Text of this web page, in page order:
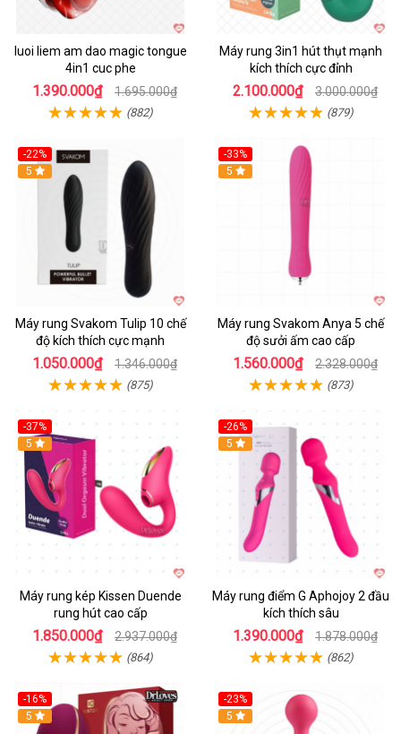
luoi liem am dao magic tongue
4in1 cuc phe
1.390.000₫ 1.695.000₫
(882)
Máy rung 3in1 hút thụt mạnh
kích thích cực đỉnh
2.100.000₫ 3.000.000₫
(879)
-22%
Hot
5
Máy rung Svakom Tulip 10 chế
độ kích thích cực mạnh
1.050.000₫ 1.346.000₫
(875)
-33%
Hot
5
Máy rung Svakom Anya 5 chế
độ sưởi ấm cao cấp
1.560.000₫ 2.328.000₫
(873)
-37%
Hot
5
Máy rung kép Kissen Duende
rung hút cao cấp
1.850.000₫ 2.937.000₫
(864)
-26%
Hot
5
Máy rung điểm G Aphojoy 2 đầu
kích thích sâu
1.390.000₫ 1.878.000₫
(862)
-16%
Hot
5
-23%
Hot
5